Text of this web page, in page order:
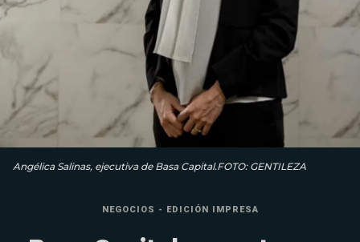
Angélica Salinas, ejecutiva de Basa Capital.FOTO: GENTILEZA
NEGOCIOS - EDICIÓN IMPRESA